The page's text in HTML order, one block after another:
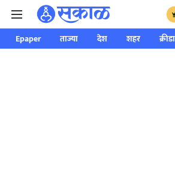
Epaper ताज्या देश शहर क्रीडा